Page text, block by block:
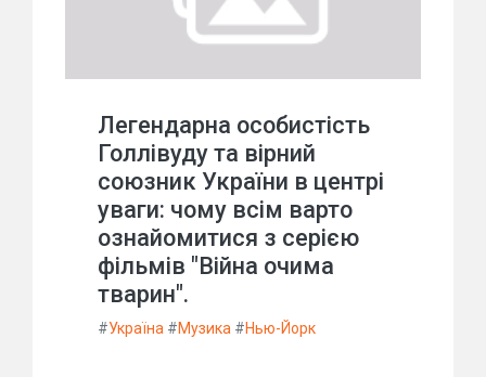
Легендарна особистість
Голлівуду та вірний
союзник України в центрі
уваги: чому всім варто
ознайомитися з серією
фільмів "Війна очима
тварин".
#Україна #Музика #Нью-Йорк